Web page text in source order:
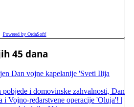
Powered by OrdaSoft!
45 dana
Dan vojne kapelanije 'Sveti Ilija
pobjede i domovinske zahvalnosti, Dan
i Vojno-redarstvene operacije 'Oluja'! |